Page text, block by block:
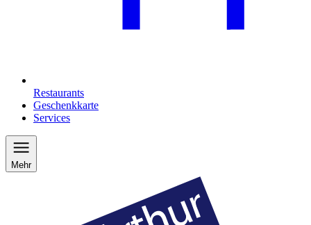
Restaurants
Geschenkkarte
Services
Mehr